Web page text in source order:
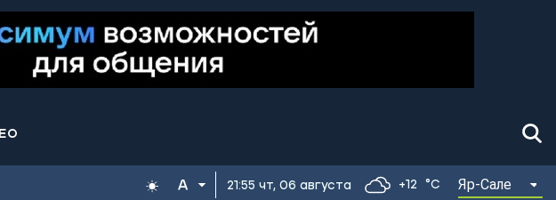
21:55 чт, 06 августа +12 °C Яр-Сале